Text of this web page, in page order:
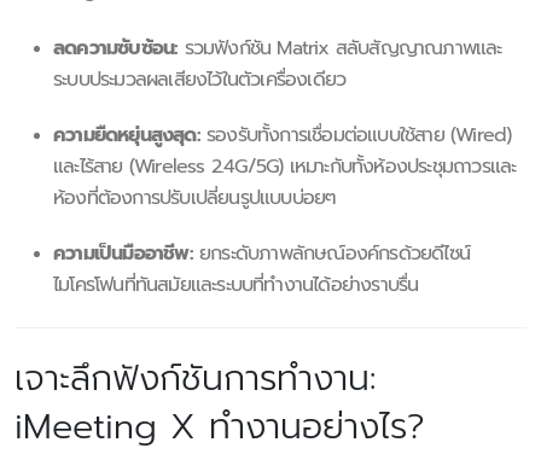
ลดความซับซ้อน: รวมฟังก์ชัน Matrix สลับสัญญาณภาพและ
ระบบประมวลผลเสียงไว้ในตัวเครื่องเดียว
ความยืดหยุ่นสูงสุด:รองรับทั้งการเชื่อมต่อแบบใช้สาย (Wired)
และไร้สาย (Wireless 2.4G/5G) เหมาะกับทั้งห้องประชุมถาวรและ
ห้องที่ต้องการปรับเปลี่ยนรูปแบบบ่อยๆ
ความเป็นมืออาชีพ:ยกระดับภาพลักษณ์องค์กรด้วยดีไซน์
ไมโครโฟนที่ทันสมัยและระบบที่ทำงานได้อย่างราบรื่น
เจาะลึกฟังก์ชันการทำงาน:
iMeeting X ทำงานอย่างไร?